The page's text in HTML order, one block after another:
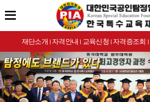
재단소개 | 자격안내 | 교육신청 | 자격증조회 |